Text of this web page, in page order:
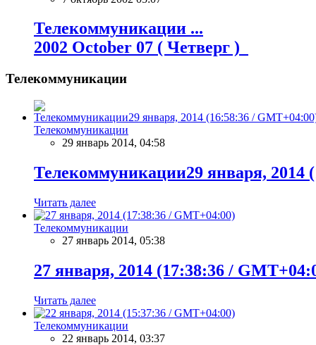
Телекоммуникации ...
2002 October 07 ( Четверг )
Телекоммуникации
Телекоммуникации
29 январь 2014, 04:58
Телекоммуникации29 января, 2014
Читать далее
Телекоммуникации
27 январь 2014, 05:38
27 января, 2014 (17:38:36 /
Читать далее
Телекоммуникации
22 январь 2014, 03:37